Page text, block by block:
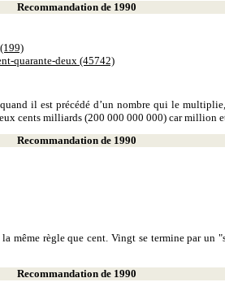
Recommandation de 1990
quarante-deux (45742)
il est précédé d’un nombre qui le
cents milliards (200 000 000 000) car million
Recommandation de 1990
même règle que cent. Vingt se termine par
Recommandation de 1990